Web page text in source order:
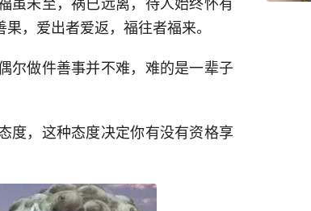
，爱出者爱返，福往者福来。
尔做件善事并不难，难的是一辈子
度，这种态度决定你有没有资格享